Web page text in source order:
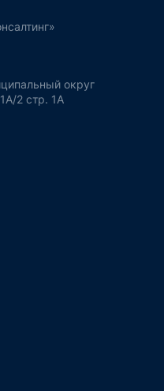
округ
2 стр. 1А